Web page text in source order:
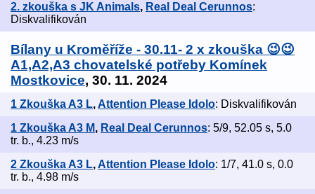
2. zkouška s JK Animals, Real Deal Cerunnos:
Diskvalifikován
Bílany u Kroměříže - 30.11- 2 x zkouška 😉😉
A1,A2,A3 chovatelské potřeby Komínek
Mostkovice, 30. 11. 2024
1 Zkouška A3 L,Attention Please Idolo: Diskvalifikován
1 Zkouška A3 M, Real Deal Cerunnos: 5/9, 52.05 s, 5.0
tr. b., 4.23 m/s
2 Zkouška A3 L,Attention Please Idolo: 1/7, 41.0 s, 0.0
tr. b., 4.98 m/s